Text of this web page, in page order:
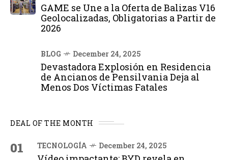
GAME se Une a la Oferta de Balizas V16
Geolocalizadas, Obligatorias a Partir de
2026
BLOG December 24, 2025
Devastadora Explosión en Residencia
de Ancianos de Pensilvania Deja al
Menos Dos Víctimas Fatales
DEAL OF THE MONTH
01 TECNOLOGÍA December 24, 2025